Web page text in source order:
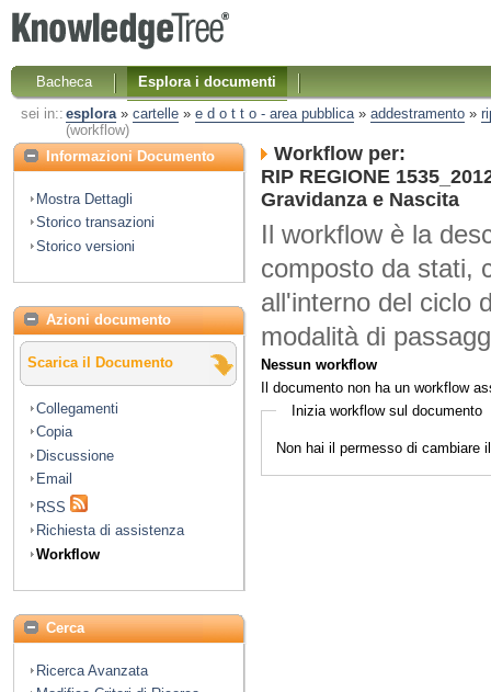
Bacheca
Esplora i documenti
sei in:: esplora» cartelle» e d o t t o - area pubblica» addestramento»
(workflow)
Informazioni Documento
Mostra Dettagli
Storico transazioni
Storico versioni
Azioni documento
Scarica il Documento
Collegamenti
Copia
Discussione
Email
RSS
Richiesta di assistenza
Workflow
Cerca
Ricerca Avanzata
Workflow per:
RIP REGIONE
Gravidanza e Nascita
Il workflow è la
composto da stati,
all'interno del ciclo
modalità di
Nessun workflow
Il documento non ha un workflow
Inizia workflow sul documento
Non hai il permesso di cambiare